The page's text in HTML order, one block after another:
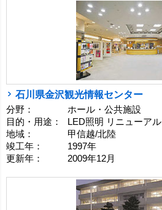
石川県金沢観光情報センター
分野：
ホール・公共施設
目的・用途：
LED照明 リニューアル
地域：
甲信越/北陸
竣工年：
1997年
更新年：
2009年12月